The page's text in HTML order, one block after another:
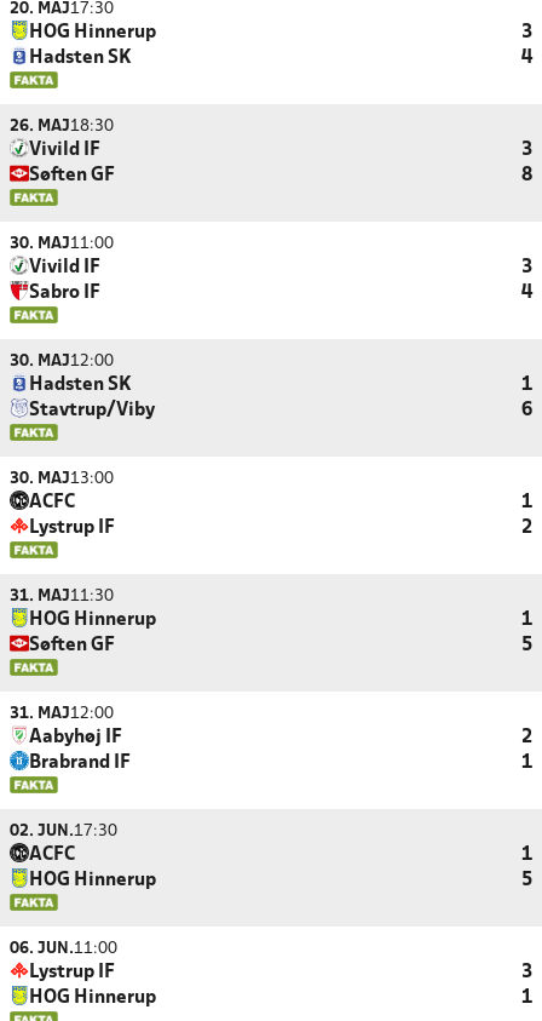
20. MAJ17:30
HOG Hinnerup
3
Hadsten SK
4
26. MAJ18:30
Vivild IF
3
Søften GF
8
30. MAJ11:00
Vivild IF
3
Sabro IF
4
30. MAJ12:00
Hadsten SK
1
Stavtrup/Viby
6
30. MAJ13:00
ACFC
1
Lystrup IF
2
31. MAJ11:30
HOG Hinnerup
1
Søften GF
5
31. MAJ12:00
Aabyhøj IF
2
Brabrand IF
1
02. JUN.17:30
ACFC
1
HOG Hinnerup
5
06. JUN.11:00
Lystrup IF
3
HOG Hinnerup
1